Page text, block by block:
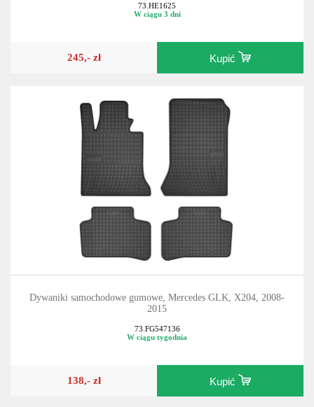
73.HE1625
W ciągu 3 dni
245,- zł Kupić
Dywaniki samochodowe gumowe, Mercedes GLK, X204, 2008-
2015
73.FG547136
W ciągu tygodnia
138,- zł Kupić